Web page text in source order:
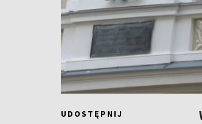
UDOSTĘPNIJ